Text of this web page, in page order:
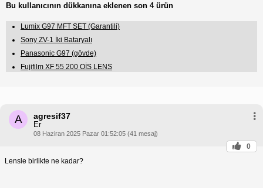
Bu kullanıcının dükkanına eklenen son 4 ürün
Lumix G97 MFT SET (Garantili)
Sony ZV-1 İki Bataryalı
Panasonic G97 (gövde)
Fujifilm XF 55 200 OİS LENS
A agresif37
Er
08 Haziran 2025 Pazar 01:52:05 (41 mesaj)
0
Lensle birlikte ne kadar?